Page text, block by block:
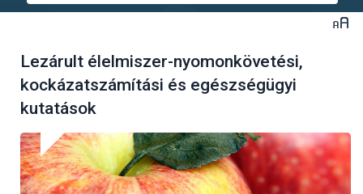
Lezárult élelmiszer-nyomonkövetési,
kockázatszámítási és egészségügyi
kutatások